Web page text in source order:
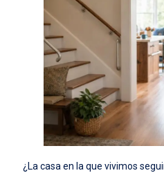
¿La casa en la que vivimos